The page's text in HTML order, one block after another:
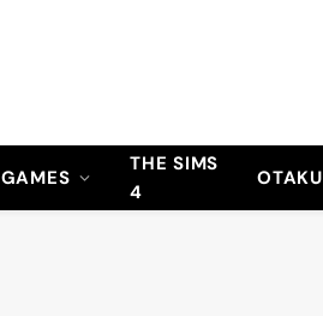
GAMES
THE SIMS
4
OTAKU